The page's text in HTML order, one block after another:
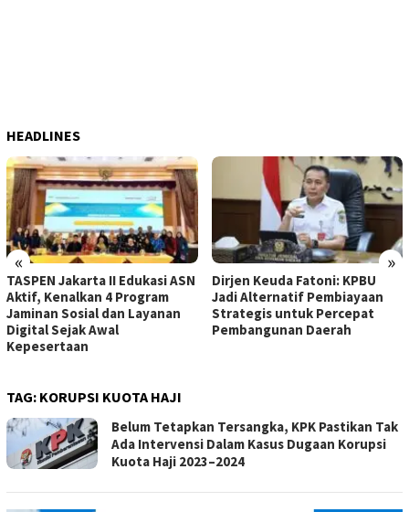
HEADLINES
« »
TASPEN Jakarta II Edukasi ASN
Aktif, Kenalkan 4 Program
Jaminan Sosial dan Layanan
Digital Sejak Awal
Kepesertaan
Dirjen Keuda Fatoni: KPBU
Jadi Alternatif Pembiayaan
Strategis untuk Percepat
Pembangunan Daerah
TAG: KORUPSI KUOTA HAJI
Belum Tetapkan Tersangka, KPK Pastikan Tak
Ada Intervensi Dalam Kasus Dugaan Korupsi
Kuota Haji 2023–2024